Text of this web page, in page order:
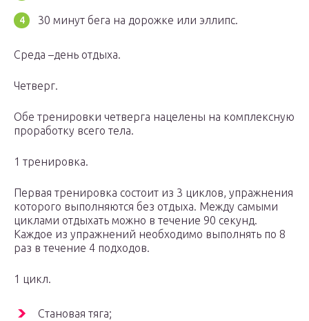
30 минут бега на дорожке или эллипс.
Среда –день отдыха.
Четверг.
Обе тренировки четверга нацелены на комплексную
проработку всего тела.
1 тренировка.
Первая тренировка состоит из 3 циклов, упражнения
которого выполняются без отдыха. Между самыми
циклами отдыхать можно в течение 90 секунд.
Каждое из упражнений необходимо выполнять по 8
раз в течение 4 подходов.
1 цикл.
Становая тяга;